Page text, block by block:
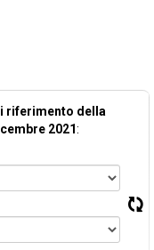
riferimento della
2021: